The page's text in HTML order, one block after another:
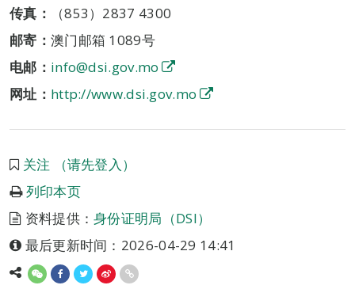
传真：
（853）2837 4300
邮寄： 澳门邮箱 1089号
电邮： info@dsi.gov.mo
网址： http://www.dsi.gov.mo
关注 （请先登入）
列印本页
资料提供：身份证明局（DSI）
最后更新时间：2026-04-29 14:41